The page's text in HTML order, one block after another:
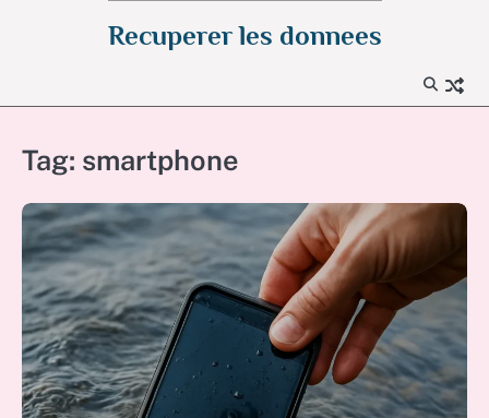
Recuperer les donnees
Tag: smartphone